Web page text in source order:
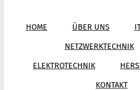
HOME ÜBER UNS
NETZWERKTECHNIK
ELEKTROTECHNIK
KONTAKT